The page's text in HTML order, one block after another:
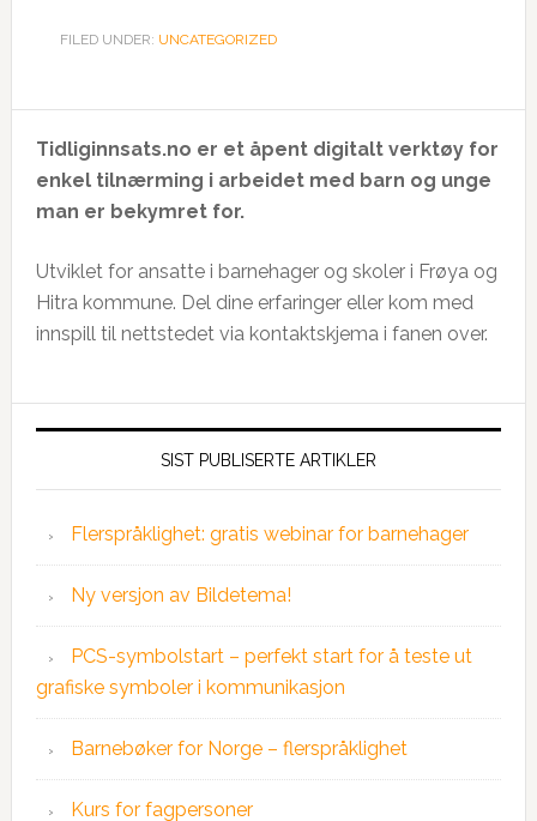
FILED UNDER: UNCATEGORIZED
Tidliginnsats.no er et åpent digitalt verktøy for
enkel tilnærming i arbeidet med barn og unge
man er bekymret for.
Utviklet for ansatte i barnehager og skoler i Frøya og
Hitra kommune. Del dine erfaringer eller kom med
innspill til nettstedet via kontaktskjema i fanen over.
SIST PUBLISERTE ARTIKLER
Flerspråklighet: gratis webinar for barnehager
Ny versjon av Bildetema!
PCS-symbolstart – perfekt start for å teste ut
grafiske symboler i kommunikasjon
Barnebøker for Norge – flerspråklighet
Kurs for fagpersoner